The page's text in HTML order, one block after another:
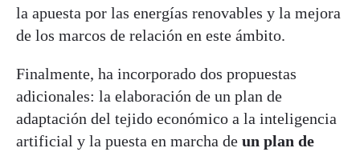
la apuesta por las energías renovables y la mejora
de los marcos de relación en este ámbito.
Finalmente, ha incorporado dos propuestas
adicionales: la elaboración de un plan de
adaptación del tejido económico a la inteligencia
artificial y la puesta en marcha de un plan de